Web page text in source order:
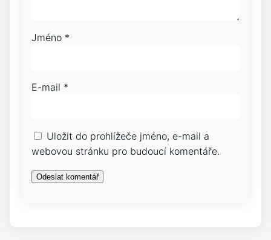
Jméno *
E-mail *
Uložit do prohlížeče jméno, e-mail a
webovou stránku pro budoucí komentáře.